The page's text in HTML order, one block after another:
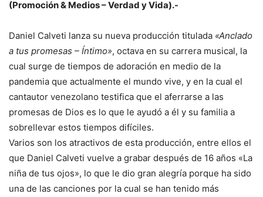
(Promoción & Medios – Verdad y Vida).-
Daniel Calveti lanza su nueva producción titulada «Anclado
a tus promesas – Íntimo», octava en su carrera musical, la
cual surge de tiempos de adoración en medio de la
pandemia que actualmente el mundo vive, y en la cual el
cantautor venezolano testifica que el aferrarse a las
promesas de Dios es lo que le ayudó a él y su familia a
sobrellevar estos tiempos difíciles.
Varios son los atractivos de esta producción, entre ellos el
que Daniel Calveti vuelve a grabar después de 16 años «La
niña de tus ojos», lo que le dio gran alegría porque ha sido
una de las canciones por la cual se han tenido más